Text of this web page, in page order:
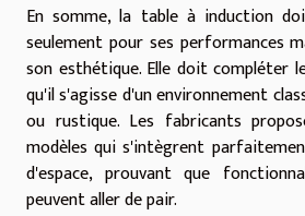
En somme, la table à induction
seulement pour ses performances
son esthétique. Elle doit compléter
qu'il s'agisse d'un environnement
ou rustique. Les fabricants
modèles qui s'intègrent
d'espace, prouvant que
peuvent aller de pair.